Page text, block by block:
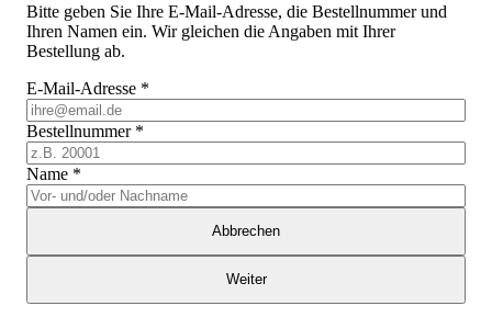
Bitte geben Sie Ihre E-Mail-Adresse, die Bestellnummer und
Ihren Namen ein. Wir gleichen die Angaben mit Ihrer
Bestellung ab.
E-Mail-Adresse *
Bestellnummer *
Name *
Abbrechen
Weiter